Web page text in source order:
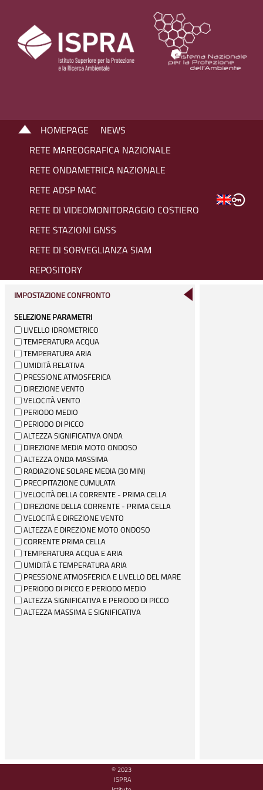
HOMEPAGE
NEWS
RETE MAREOGRAFICA NAZIONALE
RETE ONDAMETRICA NAZIONALE
RETE ADSP MAC
RETE DI VIDEOMONITORAGGIO COSTIERO
RETE STAZIONI GNSS
RETE DI SORVEGLIANZA SIAM
REPOSITORY
IMPOSTAZIONE CONFRONTO
SELEZIONE PARAMETRI
LIVELLO IDROMETRICO
TEMPERATURA ACQUA
TEMPERATURA ARIA
UMIDITÀ RELATIVA
PRESSIONE ATMOSFERICA
DIREZIONE VENTO
VELOCITÀ VENTO
PERIODO MEDIO
PERIODO DI PICCO
ALTEZZA SIGNIFICATIVA ONDA
DIREZIONE MEDIA MOTO ONDOSO
ALTEZZA ONDA MASSIMA
RADIAZIONE SOLARE MEDIA (30 MIN)
PRECIPITAZIONE CUMULATA
VELOCITÀ DELLA CORRENTE - PRIMA CELLA
DIREZIONE DELLA CORRENTE - PRIMA CELLA
VELOCITÀ E DIREZIONE VENTO
ALTEZZA E DIREZIONE MOTO ONDOSO
CORRENTE PRIMA CELLA
TEMPERATURA ACQUA E ARIA
UMIDITÀ E TEMPERATURA ARIA
PRESSIONE ATMOSFERICA E LIVELLO DEL MARE
PERIODO DI PICCO E PERIODO MEDIO
ALTEZZA SIGNIFICATIVA E PERIODO DI PICCO
ALTEZZA MASSIMA E SIGNIFICATIVA
© 2023
ISPRA